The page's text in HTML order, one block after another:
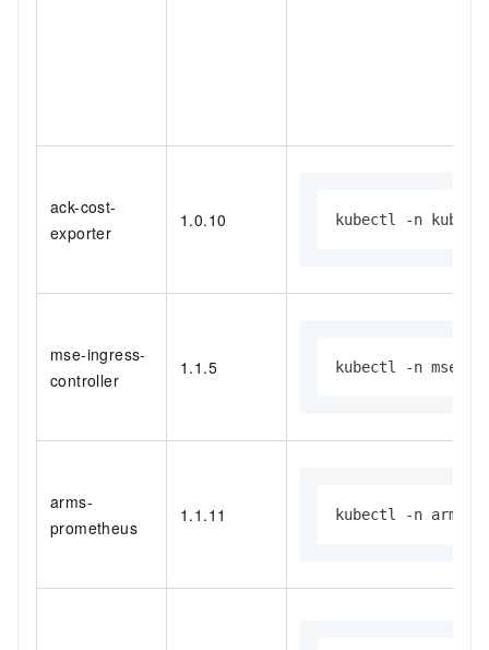
ack-cost-
exporter
1.0.10 kubectl -n kube-
mse-ingress-
controller
1.1.5 kubectl -n mse-
arms-
prometheus
1.1.11 kubectl -n arms-